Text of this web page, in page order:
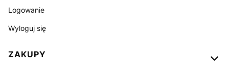
Logowanie
Wyloguj się
ZAKUPY